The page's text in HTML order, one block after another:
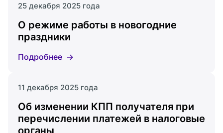
25 декабря 2025 года
О режиме работы в новогодние
праздники
Подробнее
11 декабря 2025 года
Об изменении КПП получателя при
перечислении платежей в налоговые
органы